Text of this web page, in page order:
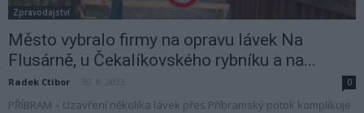
Zpravodajství
Město vybralo firmy na opravu lávek Na
Flusárně, u Čekalíkovského rybníku a na...
Radek Ctibor 0
PŘÍBRAM – Uzavření několika lávek přes Příbramský potok komplikuje